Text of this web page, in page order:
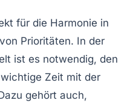
für die Harmonie in
Prioritäten. In der
ist es notwendig, den
Zeit mit der
gehört auch,